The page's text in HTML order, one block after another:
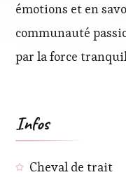
émotions et en
communauté
par la force
Infos
Cheval de trait